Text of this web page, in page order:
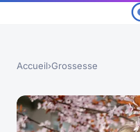
Accueil›Grossesse